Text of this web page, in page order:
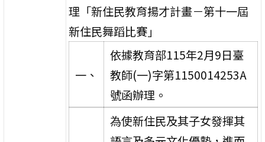
理「新住民教育揚才計畫－第十一屆
新住民舞蹈比賽」
一、
依據教育部115年2月9日臺
教師(一)字第1150014253A
號函辦理。
為使新住民及其子女發揮其